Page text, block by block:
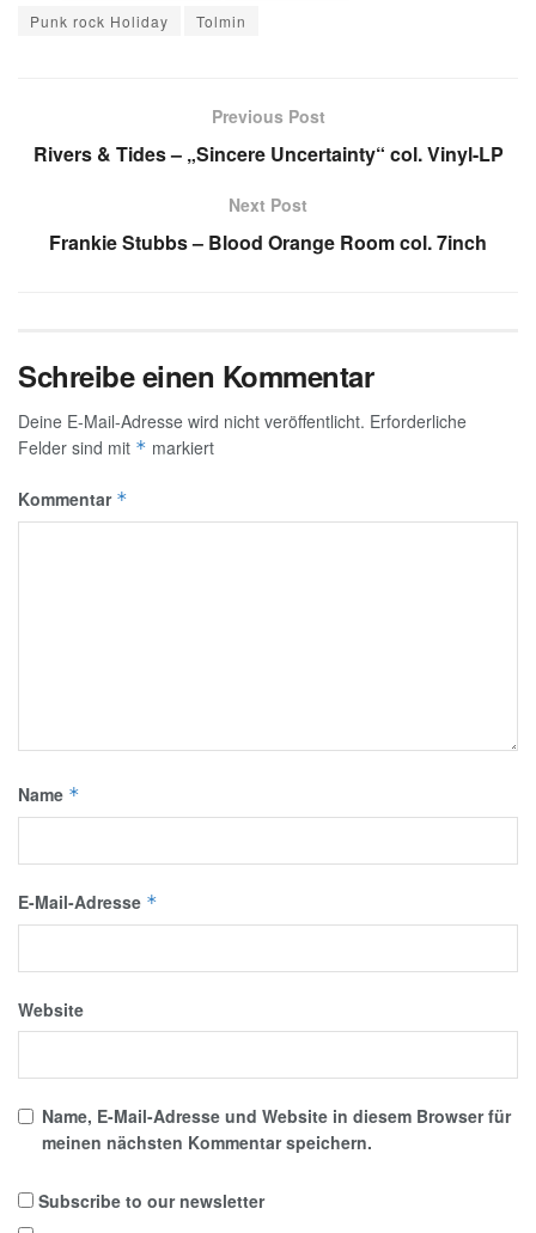
Punk rock Holiday
Tolmin
Previous Post
Rivers & Tides – „Sincere Uncertainty“ col. Vinyl-LP
Next Post
Frankie Stubbs – Blood Orange Room col. 7inch
Schreibe einen Kommentar
Deine E-Mail-Adresse wird nicht veröffentlicht. Erforderliche
Felder sind mit * markiert
Kommentar *
Name *
E-Mail-Adresse *
Website
Name, E-Mail-Adresse und Website in diesem Browser für
meinen nächsten Kommentar speichern.
Subscribe to our newsletter